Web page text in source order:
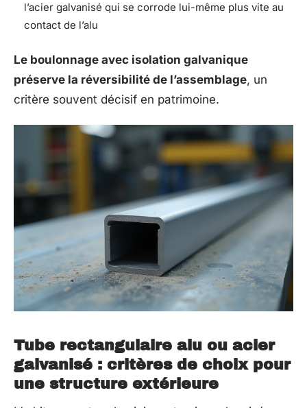
l’acier galvanisé qui se corrode lui-même plus vite au
contact de l’alu
Le boulonnage avec isolation galvanique
préserve la réversibilité de l’assemblage, un
critère souvent décisif en patrimoine.
Tube rectangulaire alu ou acier
galvanisé : critères de choix pour
une structure extérieure